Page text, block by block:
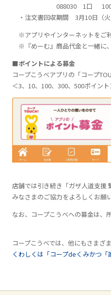
088030 1口 100
・注文書回収期間 3月10日（火
※アプリやインターネットをご
※『めーむ』商品代金と一緒に
■ポイントによる募金
コープこうべアプリの「コープ
＜3、10、100、300、500ポイン
店舗では引き続き「ガザ人道支援
みなさまのご協力をよろしくお願
なお、コープこうべへの募金は、
コープこうべでは、他にもさまざ
くわしくは「コープdeくみかつ